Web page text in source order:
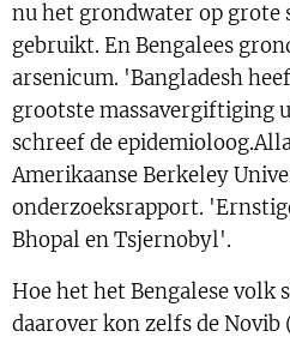
nu het grondwater op grote
gebruikt. En Bengalees
arsenicum. 'Bangladesh
grootste massavergiftiging
schreef de
Amerikaanse Berkeley
onderzoeksrapport.
Bhopal en Tsjernobyl'.
Hoe het het Bengalese volk
daarover kon zelfs de Novib